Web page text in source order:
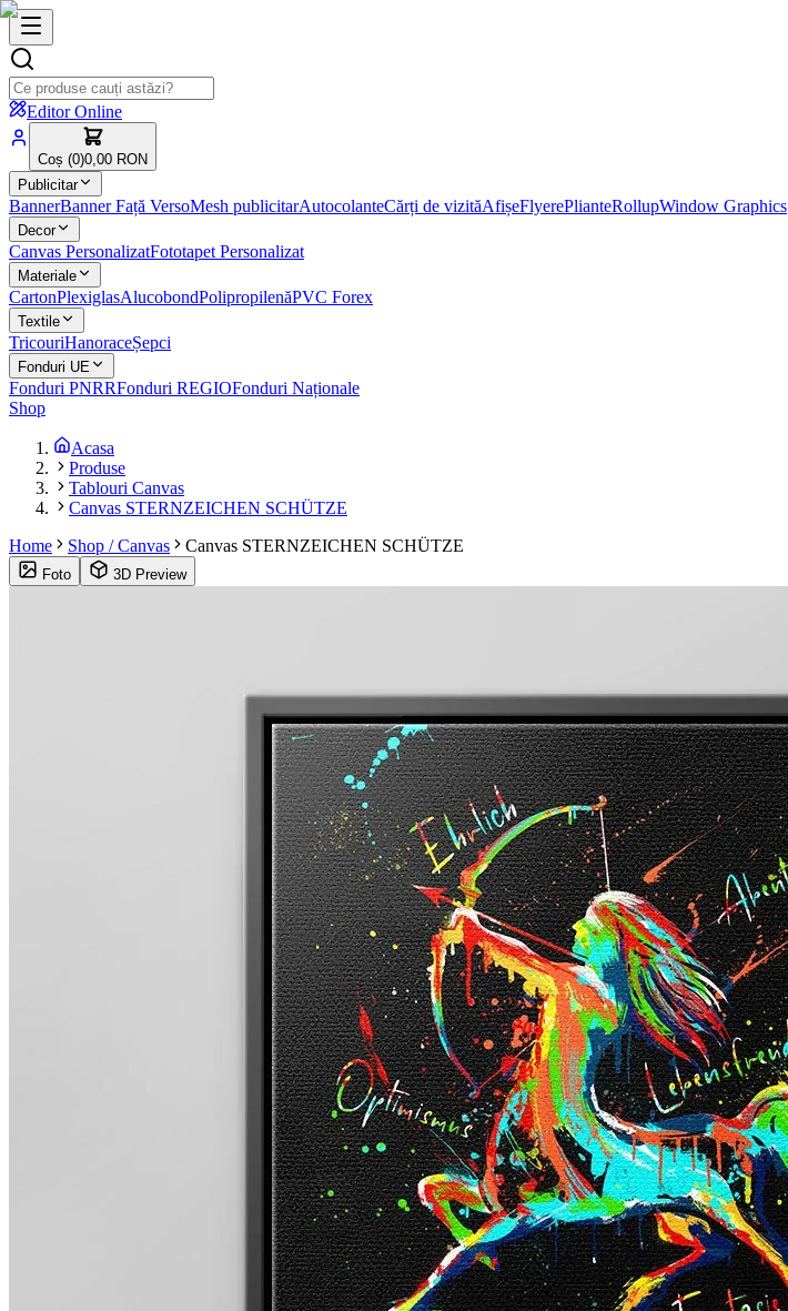
Editor Online
Coș (0)0,00 RON
Publicitar
BannerBanner Față VersoMesh publicitarAutocolanteCărți de vizităAfișeFlyerePlianteRollupWindow Graphics
Decor
Canvas PersonalizatFototapet Personalizat
Materiale
CartonPlexiglasAlucobondPolipropilenăPVC Forex
Textile
TricouriHanoraceȘepci
Fonduri UE
Fonduri PNRRFonduri REGIOFonduri Naționale
Shop
Acasa
Produse
Tablouri Canvas
Canvas STERNZEICHEN SCHÜTZE
Home
Shop / Canvas Canvas STERNZEICHEN SCHÜTZE
Foto 3D Preview